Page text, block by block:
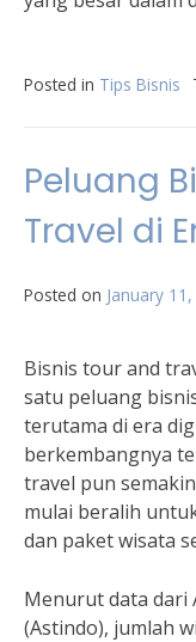
Posted in Tips Bisnis
Peluang
Travel di
Posted on January
Bisnis tour and
satu peluang
terutama di era
berkembangnya
travel pun
mulai beralih
dan paket wisata
Menurut data dari
(Astindo), jumlah